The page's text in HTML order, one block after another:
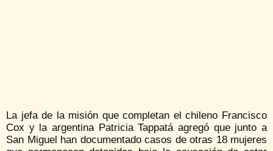
La jefa de la misión que completan el chileno Francisco
Cox y la argentina Patricia Tappatá agregó que junto a
San Miguel han documentado casos de otras 18 mujeres